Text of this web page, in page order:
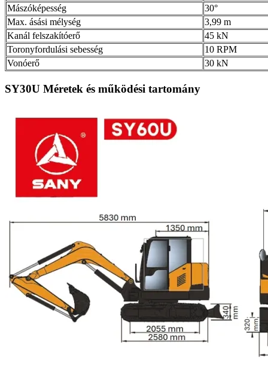
Mászóképesség
30°
Max. ásási mélység
3,99 m
Kanál felszakítóerő
45 kN
Toronyfordulási sebesség
10 RPM
Vonóerő
30 kN
SY30U Méretek és működési tartomány